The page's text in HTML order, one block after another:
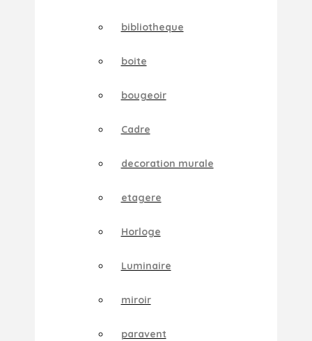
bibliotheque
boite
bougeoir
Cadre
decoration murale
etagere
Horloge
Luminaire
miroir
paravent